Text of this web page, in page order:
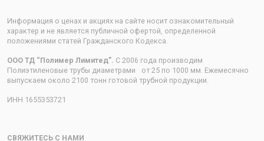
Информация о ценах и акциях на сайте носит ознакомительный
характер и не является публичной офертой, определенной
положениями статей Гражданского Кодекса.
ООО ТД “Полимер Лимитед”. С 2006 года производим
Полиэтиленовые трубы диаметрами от 25 по 1000 мм. Ежемесячно
выпускаем около 2100 тонн готовой трубной продукции.
ИНН 1655353721
СВЯЖИТЕСЬ С НАМИ